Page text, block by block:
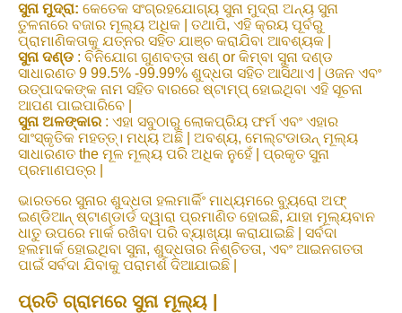
ସୁନା ମୁଦ୍ରା: କେତେକ ସଂଗ୍ରହଯୋଗ୍ୟ ସୁନା ମୁଦ୍ରା ଅନ୍ୟ ସୁନା
ତୁଳନାରେ ବଜାର ମୂଲ୍ୟ ଅଧିକ | ତଥାପି, ଏହି କ୍ରୟ ପୂର୍ବରୁ
ପ୍ରାମାଣିକତାକୁ ଯତ୍ନର ସହିତ ଯାଞ୍ଚ କରାଯିବା ଆବଶ୍ୟକ |
ସୁନା ଦଣ୍ଡ : ବିନିଯୋଗ ଗୁଣବତ୍ତା ଷଣ୍ or କିମ୍ବା ସୁନା ଦଣ୍ଡ
ସାଧାରଣତ 9 99.5% -99.99% ଶୁଦ୍ଧତା ସହିତ ଆସିଥାଏ | ଓଜନ ଏବଂ
ଉତ୍ପାଦକଙ୍କ ନାମ ସହିତ ବାରରେ ଷ୍ଟାମ୍ପ୍ ହୋଇଥିବା ଏହି ସୂଚନା
ଆପଣ ପାଇପାରିବେ |
ସୁନା ଅଳଙ୍କାର : ଏହା ସବୁଠାରୁ ଲୋକପ୍ରିୟ ଫର୍ମ ଏବଂ ଏହାର
ସାଂସ୍କୃତିକ ମହତ୍ତ୍। ମଧ୍ୟ ଅଛି | ଅବଶ୍ୟ, ମେଲ୍ଟଡାଉନ୍ ମୂଲ୍ୟ
ସାଧାରଣତ the ମୂଳ ମୂଲ୍ୟ ପରି ଅଧିକ ନୁହେଁ | ପ୍ରକୃତ ସୁନା
ପ୍ରମାଣପତ୍ର |
ଭାରତରେ ସୁନାର ଶୁଦ୍ଧତା ହଲମାର୍କିଂ ମାଧ୍ୟମରେ ବ୍ୟୁରୋ ଅଫ୍
ଇଣ୍ଡିଆନ୍ ଷ୍ଟାଣ୍ଡାର୍ଡ ଦ୍ୱାରା ପ୍ରମାଣିତ ହୋଇଛି, ଯାହା ମୂଲ୍ୟବାନ
ଧାତୁ ଉପରେ ମାର୍କ ରଖିବା ପରି ବ୍ୟାଖ୍ୟା କରାଯାଇଛି | ସର୍ବଦା
ହଲମାର୍କ ହୋଇଥିବା ସୁନା, ଶୁଦ୍ଧତାର ନିଶ୍ଚିତତା, ଏବଂ ଆଇନଗତତା
ପାଇଁ ସର୍ବଦା ଯିବାକୁ ପରାମର୍ଶ ଦିଆଯାଇଛି |
ପ୍ରତି ଗ୍ରାମରେ ସୁନା ମୂଲ୍ୟ |